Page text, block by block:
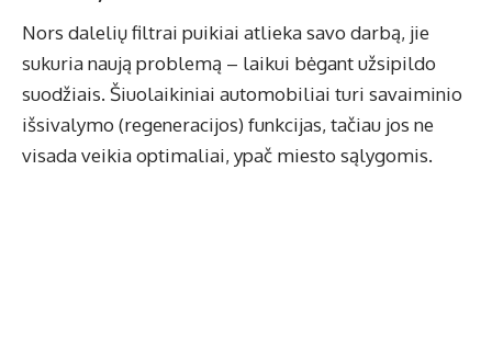
Nors dalelių filtrai puikiai atlieka savo darbą, jie
sukuria naują problemą – laikui bėgant užsipildo
suodžiais. Šiuolaikiniai automobiliai turi savaiminio
išsivalymo (regeneracijos) funkcijas, tačiau jos ne
visada veikia optimaliai, ypač miesto sąlygomis.